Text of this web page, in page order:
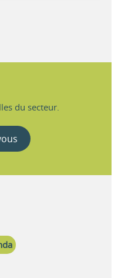
du secteur.